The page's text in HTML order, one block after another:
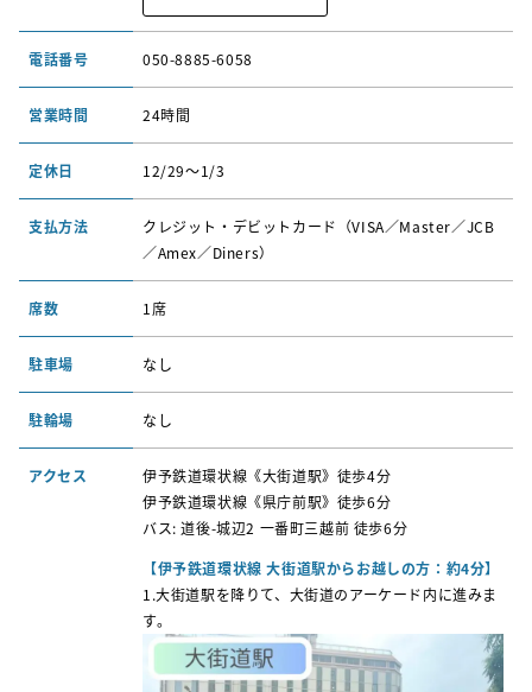
電話番号 050-8885-6058
営業時間 24時間
定休日 12/29〜1/3
支払方法
クレジット・デビットカード（VISA／Master／JCB
／Amex／Diners）
席数 1席
駐車場 なし
駐輪場 なし
アクセス
伊予鉄道環状線《大街道駅》徒歩4分
伊予鉄道環状線《県庁前駅》徒歩6分
バス: 道後-城辺2 一番町三越前 徒歩6分
【伊予鉄道環状線 大街道駅からお越しの方：約4分】
1.大街道駅を降りて、大街道のアーケード内に進みま
す。